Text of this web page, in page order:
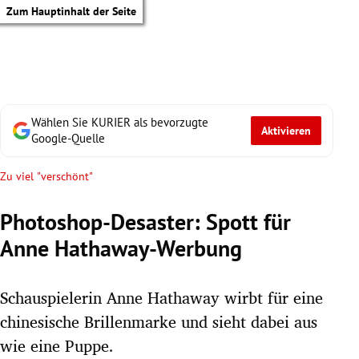
Zum Hauptinhalt der Seite
Untermenü
Wählen Sie KURIER als bevorzugte
Google-Quelle
Aktivieren
Zu viel "verschönt"
Photoshop-Desaster: Spott für
Anne Hathaway-Werbung
Schauspielerin Anne Hathaway wirbt für eine
chinesische Brillenmarke und sieht dabei aus
wie eine Puppe.